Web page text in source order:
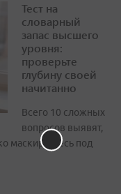
Тест на
словарный
запас высшего
уровня:
проверьте
глубину своей
начитанно
Всего 10 сложных
вопросов выявят,
маскируетесь под